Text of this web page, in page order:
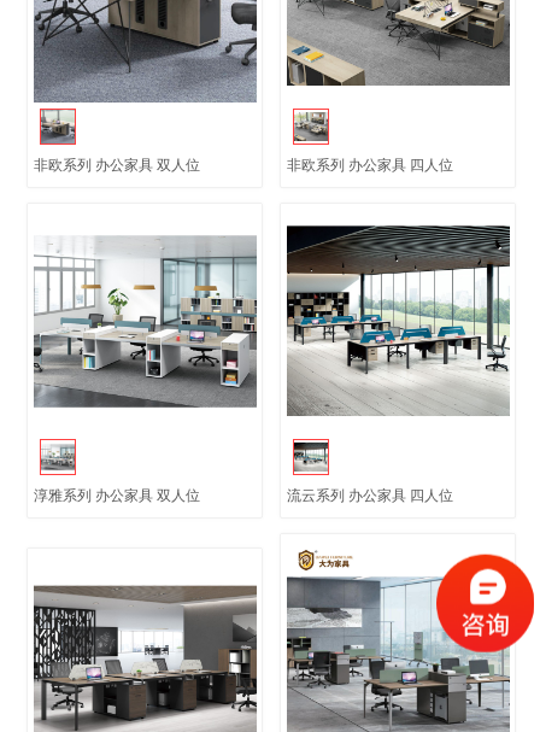
非欧系列 办公家具 双人位 非欧系列 办公家具 四人位
淳雅系列 办公家具 双人位 流云系列 办公家具 四人位